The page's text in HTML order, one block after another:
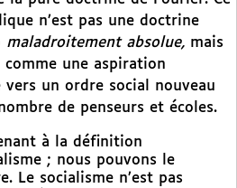
n’est pas une doctrine
maladroitement absolue, mais
une aspiration
vers un ordre social nouveau
de penseurs et écoles.
à la définition
; nous pouvons le
Le socialisme n’est pas